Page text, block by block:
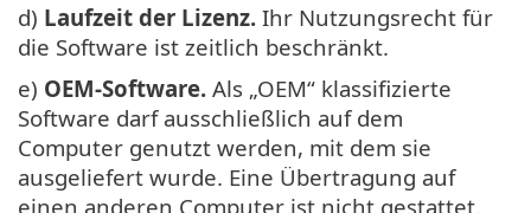
d) Laufzeit der Lizenz. Ihr Nutzungsrecht für
die Software ist zeitlich beschränkt.
e) OEM-Software. Als „OEM“ klassifizierte
Software darf ausschließlich auf dem
Computer genutzt werden, mit dem sie
ausgeliefert wurde. Eine Übertragung auf
einen anderen Computer ist nicht gestattet.